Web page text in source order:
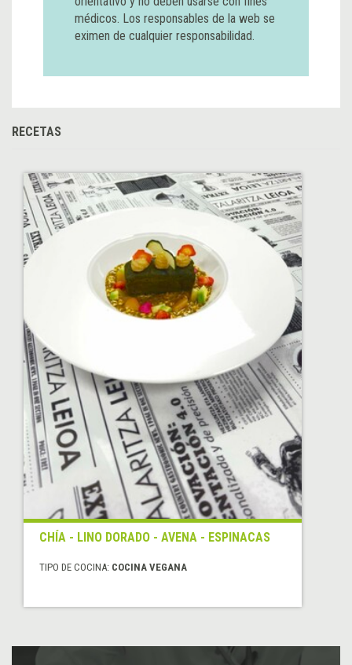
médicos. Los responsables de la web se
eximen de cualquier responsabilidad.
RECETAS
CHÍA - LINO DORADO - AVENA - ESPINACAS
TIPO DE COCINA: COCINA VEGANA